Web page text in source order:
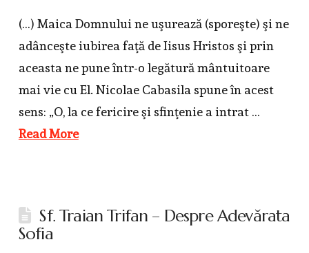
(…) Maica Domnului ne uşurează (sporeşte) şi ne
adânceşte iubirea faţă de Iisus Hristos şi prin
aceasta ne pune într-o legătură mântuitoare
mai vie cu El. Nicolae Cabasila spune în acest
sens: „O, la ce fericire şi sfinţenie a intrat …
Read More
Sf. Traian Trifan – Despre Adevărata
Sofia